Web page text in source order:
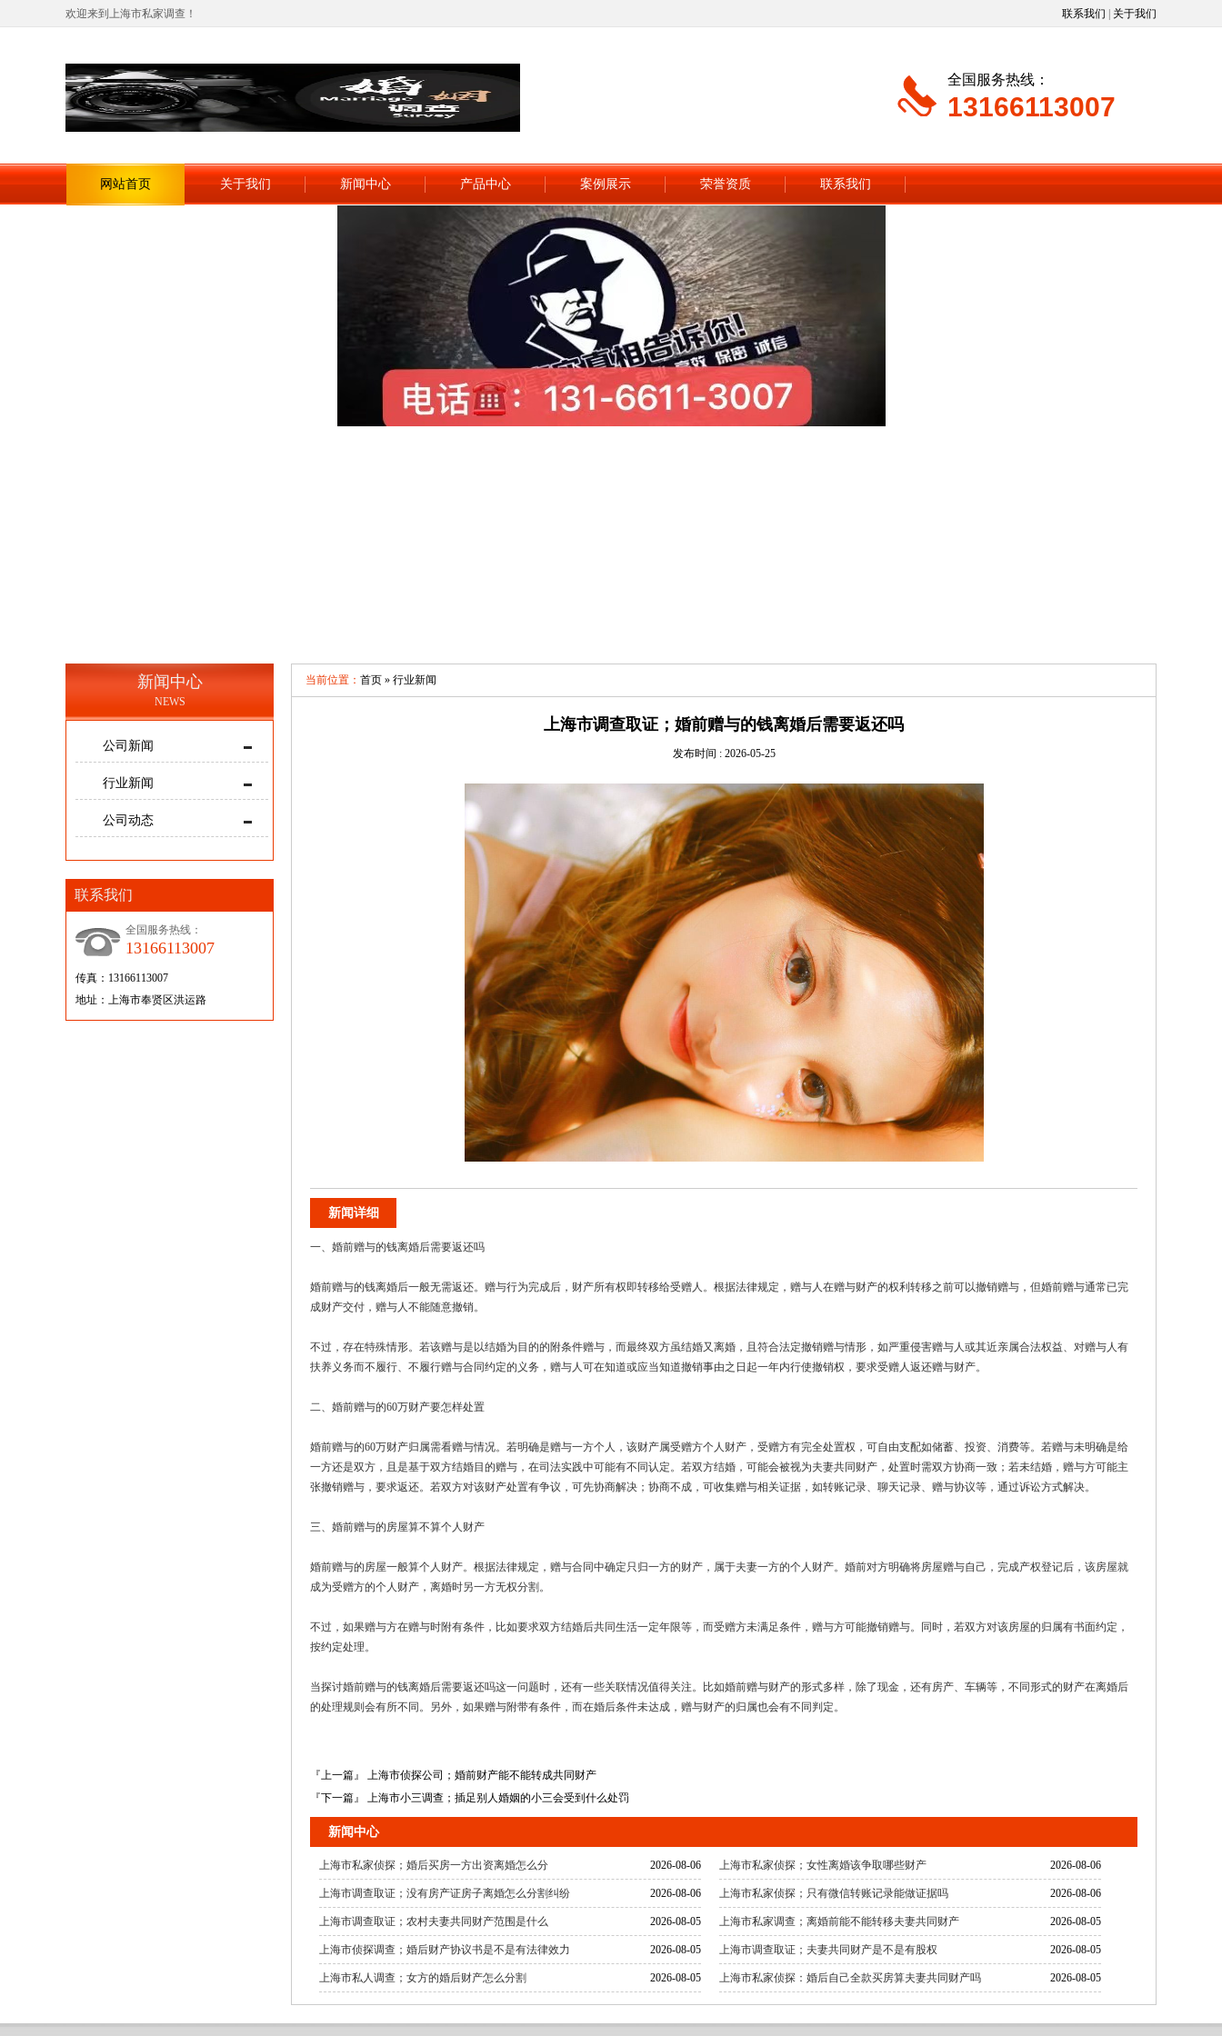
欢迎来到上海市私家调查！ 联系我们 关于我们
全国服务热线：
13166113007
网站首页 关于我们 新闻中心 产品中心 案例展示 荣誉资质 联系我们
新闻中心
NEWS
公司新闻
行业新闻
公司动态
联系我们
全国服务热线：
13166113007
传真：13166113007
地址：上海市奉贤区洪运路
当前位置： 首页 » 行业新闻
上海市调查取证；婚前赠与的钱离婚后需要返还吗
发布时间 : 2026-05-25
新闻详细
一、婚前赠与的钱离婚后需要返还吗
婚前赠与的钱离婚后一般无需返还。赠与行为完成后，财产所有权即转移给受赠人。根据法律规定，赠与人在赠与财产的权利转移之前可以撤销赠与，但婚前赠与通常已完
成财产交付，赠与人不能随意撤销。
不过，存在特殊情形。若该赠与是以结婚为目的的附条件赠与，而最终双方虽结婚又离婚，且符合法定撤销赠与情形，如严重侵害赠与人或其近亲属合法权益、对赠与人有
扶养义务而不履行、不履行赠与合同约定的义务，赠与人可在知道或应当知道撤销事由之日起一年内行使撤销权，要求受赠人返还赠与财产。
二、婚前赠与的60万财产要怎样处置
婚前赠与的60万财产归属需看赠与情况。若明确是赠与一方个人，该财产属受赠方个人财产，受赠方有完全处置权，可自由支配如储蓄、投资、消费等。若赠与未明确是给
一方还是双方，且是基于双方结婚目的赠与，在司法实践中可能有不同认定。若双方结婚，可能会被视为夫妻共同财产，处置时需双方协商一致；若未结婚，赠与方可能主
张撤销赠与，要求返还。若双方对该财产处置有争议，可先协商解决；协商不成，可收集赠与相关证据，如转账记录、聊天记录、赠与协议等，通过诉讼方式解决。
三、婚前赠与的房屋算不算个人财产
婚前赠与的房屋一般算个人财产。根据法律规定，赠与合同中确定只归一方的财产，属于夫妻一方的个人财产。婚前对方明确将房屋赠与自己，完成产权登记后，该房屋就
成为受赠方的个人财产，离婚时另一方无权分割。
不过，如果赠与方在赠与时附有条件，比如要求双方结婚后共同生活一定年限等，而受赠方未满足条件，赠与方可能撤销赠与。同时，若双方对该房屋的归属有书面约定，
按约定处理。
当探讨婚前赠与的钱离婚后需要返还吗这一问题时，还有一些关联情况值得关注。比如婚前赠与财产的形式多样，除了现金，还有房产、车辆等，不同形式的财产在离婚后
的处理规则会有所不同。另外，如果赠与附带有条件，而在婚后条件未达成，赠与财产的归属也会有不同判定。
『上一篇』 上海市侦探公司；婚前财产能不能转成共同财产
『下一篇』 上海市小三调查；插足别人婚姻的小三会受到什么处罚
新闻中心
2026-08-06
上海市私家侦探；婚后买房一方出资离婚怎么分 2026-08-06
上海市私家侦探；女性离婚该争取哪些财产
2026-08-06
上海市调查取证；没有房产证房子离婚怎么分割纠纷 2026-08-06
上海市私家侦探；只有微信转账记录能做证据吗
2026-08-05
上海市调查取证；农村夫妻共同财产范围是什么 2026-08-05
上海市私家调查；离婚前能不能转移夫妻共同财产
2026-08-05
上海市侦探调查；婚后财产协议书是不是有法律效力 2026-08-05
上海市调查取证；夫妻共同财产是不是有股权
2026-08-05
上海市私人调查；女方的婚后财产怎么分割 2026-08-05
上海市私家侦探：婚后自己全款买房算夫妻共同财产吗